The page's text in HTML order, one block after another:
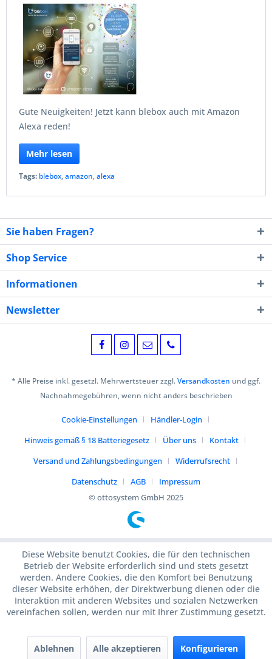
Gute Neuigkeiten! Jetzt kann blebox auch mit Amazon
Alexa reden!
Mehr lesen
Tags: blebox,amazon,alexa
Sie haben Fragen?
Shop Service
Informationen
Newsletter
* Alle Preise inkl. gesetzl. Mehrwertsteuer zzgl.Versandkosten und ggf.
Nachnahmegebühren, wenn nicht anders beschrieben
Cookie-Einstellungen
Händler-Login
Hinweis gemäß § 18 Batteriegesetz
Über uns
Kontakt
Versand und Zahlungsbedingungen
Widerrufsrecht
Datenschutz
AGB
Impressum
© ottosystem GmbH 2025
Diese Website benutzt Cookies, die für den technischen
Betrieb der Website erforderlich sind und stets gesetzt
werden. Andere Cookies, die den Komfort bei Benutzung
dieser Website erhöhen, der Direktwerbung dienen oder die
Interaktion mit anderen Websites und sozialen Netzwerken
vereinfachen sollen, werden nur mit Ihrer Zustimmung gesetzt.
Ablehnen Alle akzeptieren Konfigurieren